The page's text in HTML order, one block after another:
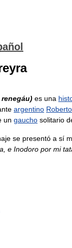
es una
argentino
un gaucho solitario
se presentó a sí
e Inodoro por mi